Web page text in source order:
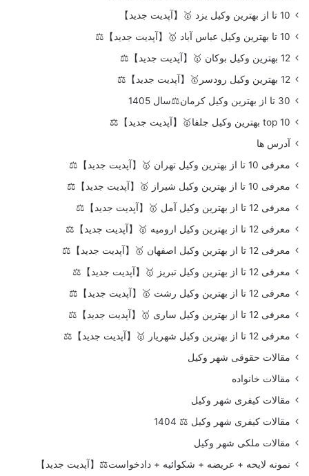
10 تا از بهترین وکیل یزد 🥇【آپدیت جدید】
10 تا بهترین وکیل عباس آباد 🥇【آپدیت جدید】⚖️
12 بهترین وکیل بوکان 🥇【آپدیت جدید】⚖️
12 بهترین وکیل رودسر🥇【آپدیت جدید】⚖️
30 تا از بهترین وکیل کرمان⚖️سال 1405
top 10 بهترین وکیل جلفا🥇【آپدیت جدید】⚖️
آدرس ها
معرفی 10 تا از بهترین وکیل تهران 🥇【آپدیت جدید】⚖️
معرفی 10 تا از بهترین وکیل شیراز 🥇【آپدیت جدید】⚖️
معرفی 12 تا از بهترین وکیل آمل 🥇【آپدیت جدید】⚖️
معرفی 12 تا از بهترین وکیل ارومیه 🥇【آپدیت جدید】⚖️
معرفی 12 تا از بهترین وکیل اصفهان 🥇【آپدیت جدید】⚖️
معرفی 12 تا از بهترین وکیل تبریز 🥇【آپدیت جدید】⚖️
معرفی 12 تا از بهترین وکیل رشت 🥇【آپدیت جدید】⚖️
معرفی 12 تا از بهترین وکیل ساری 🥇【آپدیت جدید】⚖️
معرفی 12 تا از بهترین وکیل شهریار 🥇【آپدیت جدید】⚖️
مقالات حقوقی شهر وکیل
مقالات خانواده
مقالات کیفری شهر وکیل
مقالات کیفری شهر وکیل ⚖️ 1404
مقالات ملکی شهر وکیل
نمونه لایحه + عریضه + شکوائیه + دادخواست⚖️【آپدیت جدید】